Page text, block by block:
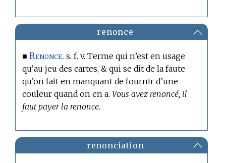
renonce
■Renonce. s. f. v. Terme qui n’est en usage
qu’au jeu des cartes, & qui se dit de la faute
qu’on fait en manquant de fournir d’une
couleur quand on en a.Vous avez renoncé, il
faut payer la renonce.
renonciation